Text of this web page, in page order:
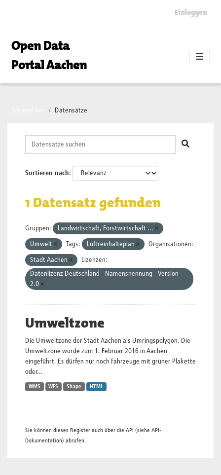
Einloggen
Open Data
Portal Aachen
Datensätze
Sortieren nach
1 Datensatz gefunden
Gruppen: Landwirtschaft, Forstwirtschaft ...
Umwelt Tags: Luftreinhalteplan Organisationen:
Stadt Aachen
Lizenzen:
Datenlizenz Deutschland - Namensnennung - Version
2.0
Umweltzone
Die Umweltzone der Stadt Aachen als Umringspolygon. Die
Umweltzone wurde zum 1. Februar 2016 in Aachen
eingeführt. Es dürfen nur noch Fahrzeuge mit grüner Plakette
oder...
WMS WFS Shape HTML
Sie können dieses Register auch über die API (siehe API-
Dokumentation) abrufen.